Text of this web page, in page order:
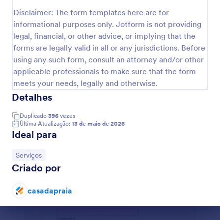
Disclaimer: The form templates here are for
informational purposes only. Jotform is not providing
legal, financial, or other advice, or implying that the
forms are legally valid in all or any jurisdictions. Before
using any such form, consult an attorney and/or other
applicable professionals to make sure that the form
meets your needs, legally and otherwise.
Detalhes
Duplicado 396 vezes
Última Atualização: 13 de maio de 2026
Ideal para
Ir para Categoria:
Serviços
Criado por
casadapraia
data de agendamento. Este formulário de isenção
de responsabilidade também tem uma seção na qual
mostra os detalhes do acordo entre o cliente e o
salão, onde o primeiro só precisa marcar a caixa de
seleção para confirmar os termos. Este modelo de
formulário também usa o campo Assinatura para
capturar a assinatura digital tanto do cliente quanto
do cabeleireiro. Personalize este modelo de
formulário alterando a cor do tema e adicionando a
logo do seu salão através do nosso Criador de
Formulários.
Visualizar